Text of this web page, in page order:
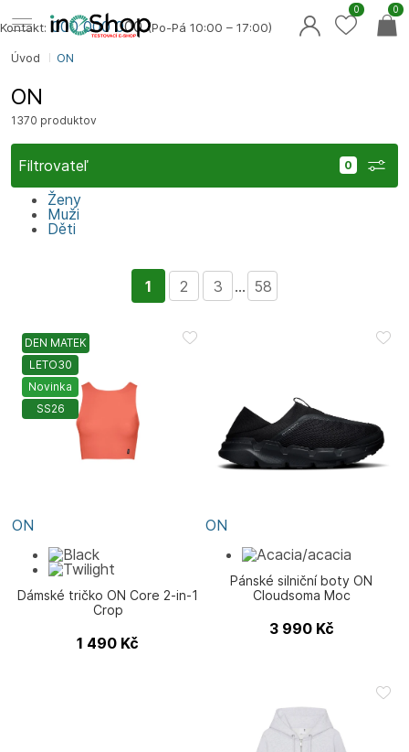
Úvod ON
ON
1370 produktov
Filtrovateľ
Ženy
Muži
Děti
1 2 3 ... 58
DEN MATEK
LETO30
Novinka
SS26
ON
Dámské tričko ON Core 2-in-1
Crop
1 490 Kč
ON
Pánské silniční boty ON
Cloudsoma Moc
3 990 Kč
Kontakt: 000 000 000(Po-Pá 10:00 – 17:00)
0
0